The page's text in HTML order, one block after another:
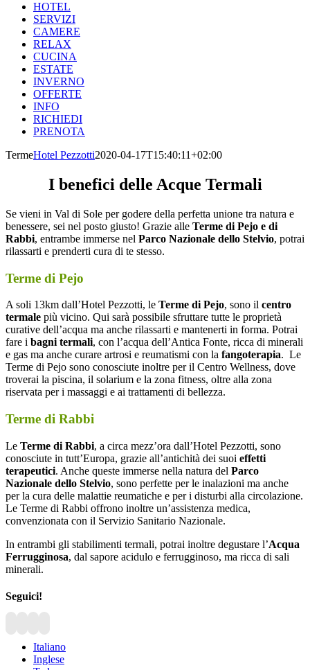
HOTEL
SERVIZI
CAMERE
RELAX
CUCINA
ESTATE
INVERNO
OFFERTE
INFO
RICHIEDI
PRENOTA
TermeHotel Pezzotti2020-04-17T15:40:11+02:00
I benefici delle Acque Termali
Se vieni in Val di Sole per godere della perfetta unione tra natura e
benessere, sei nel posto giusto! Grazie alle Terme di Pejo e di
Rabbi, entrambe immerse nel Parco Nazionale dello Stelvio, potrai
rilassarti e prenderti cura di te stesso.
Terme di Pejo
A soli 13km dall’Hotel Pezzotti, le Terme di Pejo, sono il centro
termale più vicino. Qui sarà possibile sfruttare tutte le proprietà
curative dell’acqua ma anche rilassarti e mantenerti in forma. Potrai
fare i bagni termali, con l’acqua dell’Antica Fonte, ricca di minerali
e gas ma anche curare artrosi e reumatismi con la fangoterapia. Le
Terme di Pejo sono conosciute inoltre per il Centro Wellness, dove
troverai la piscina, il solarium e la zona fitness, oltre alla zona
riservata per i massaggi e ai trattamenti di bellezza.
Terme di Rabbi
Le Terme di Rabbi, a circa mezz’ora dall’Hotel Pezzotti, sono
conosciute in tutt’Europa, grazie all’antichità dei suoi effetti
terapeutici. Anche queste immerse nella natura del Parco
Nazionale dello Stelvio, sono perfette per le inalazioni ma anche
per la cura delle malattie reumatiche e per i disturbi alla circolazione.
Le Terme di Rabbi offrono inoltre un’assistenza medica,
convenzionata con il Servizio Sanitario Nazionale.
In entrambi gli stabilimenti termali, potrai inoltre degustare l’Acqua
Ferrugginosa, dal sapore acidulo e ferrugginoso, ma ricca di sali
minerali.
Seguici!
Italiano
Inglese